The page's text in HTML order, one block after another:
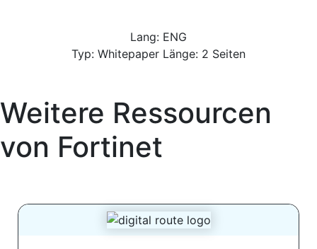
Lang: ENG
Typ: Whitepaper Länge: 2 Seiten
Weitere Ressourcen
von Fortinet